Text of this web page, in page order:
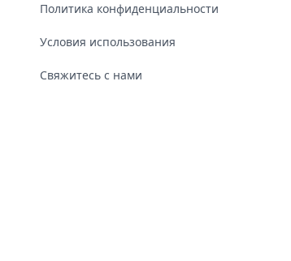
Политика конфиденциальности
Условия использования
Свяжитесь с нами